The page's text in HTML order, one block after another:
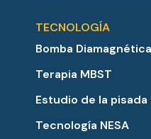
TECNOLOGÍA
Bomba Diamagnética
Terapia MBST
Estudio de la pisada
Tecnología NESA